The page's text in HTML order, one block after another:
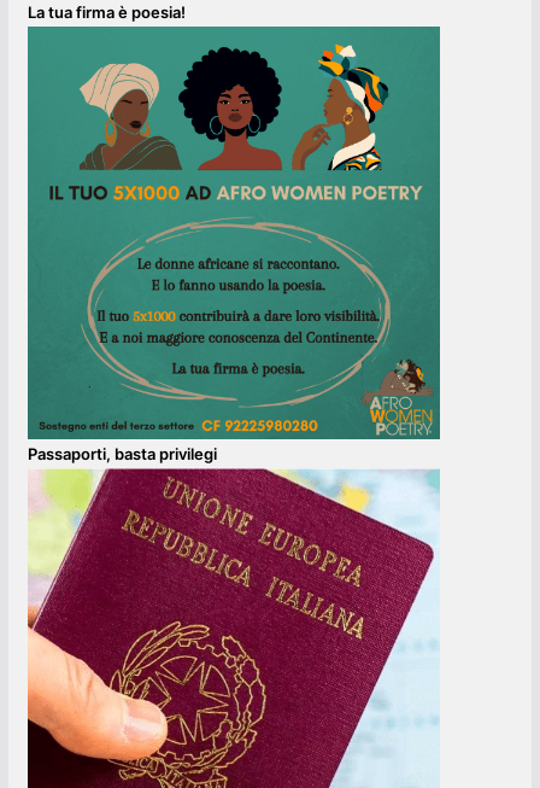
La tua firma è poesia!
Passaporti, basta privilegi